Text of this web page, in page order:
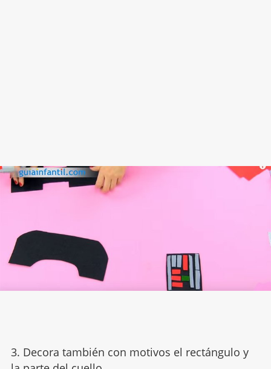
3. Decora también con motivos el rectángulo y